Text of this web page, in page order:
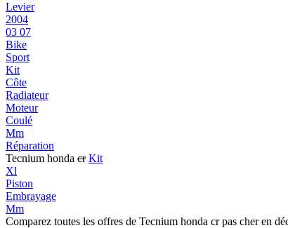
Levier
2004
03 07
Bike
Sport
Kit
Côte
Radiateur
Moteur
Coulé
Mm
Réparation
Tecnium honda cr Kit
Xl
Piston
Embrayage
Mm
Comparez toutes les offres de Tecnium honda cr pas cher en